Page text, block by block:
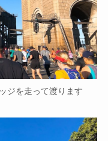
ジを走って渡ります